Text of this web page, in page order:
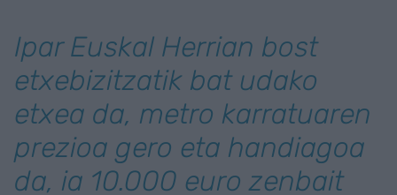
Ipar Euskal Herrian bost
etxebizitzatik bat udako
etxea da, metro karratuaren
prezioa gero eta handiagoa
da, ia 10.000 euro zenbait